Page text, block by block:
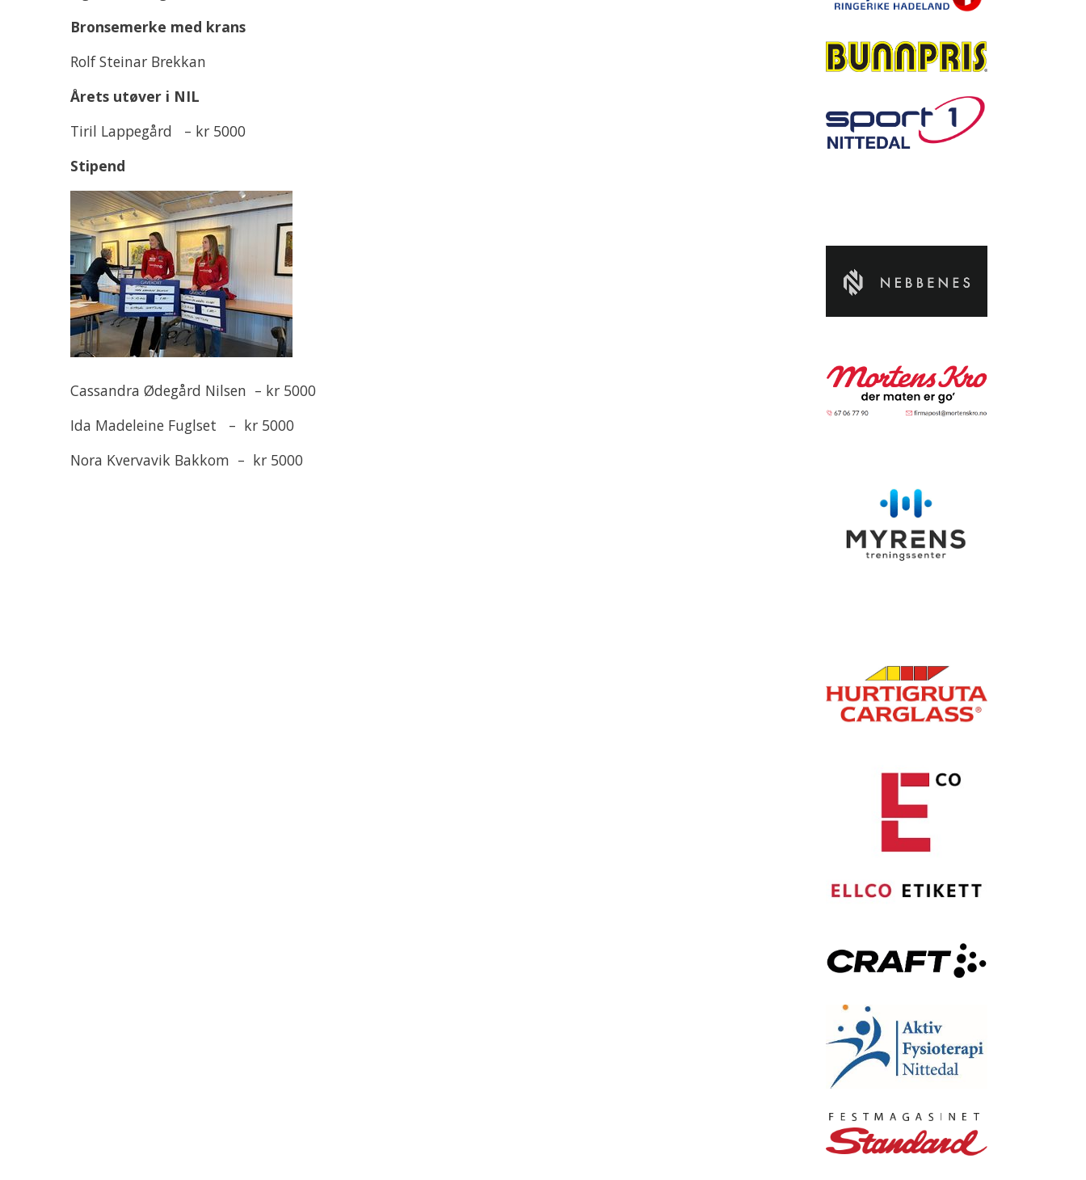
Bronsemerke med krans
Rolf Steinar Brekkan
Årets utøver i NIL
Tiril Lappegård – kr 5000
Stipend
Cassandra Ødegård Nilsen – kr 5000
Ida Madeleine Fuglset – kr 5000
Nora Kvervavik Bakkom – kr 5000